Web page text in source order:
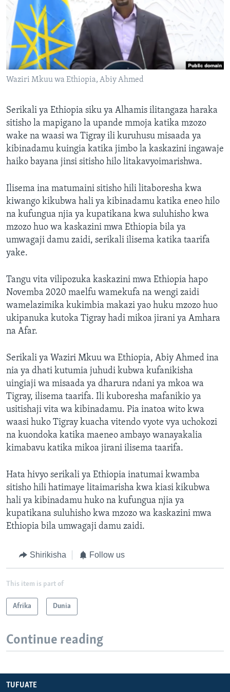
Waziri Mkuu wa Ethiopia, Abiy Ahmed
Serikali ya Ethiopia siku ya Alhamis ilitangaza haraka
sitisho la mapigano la upande mmoja katika mzozo
wake na waasi wa Tigray ili kuruhusu misaada ya
kibinadamu kuingia katika jimbo la kaskazini ingawaje
haiko bayana jinsi sitisho hilo litakavyoimarishwa.
Ilisema ina matumaini sitisho hili litaboresha kwa
kiwango kikubwa hali ya kibinadamu katika eneo hilo
na kufungua njia ya kupatikana kwa suluhisho kwa
mzozo huo wa kaskazini mwa Ethiopia bila ya
umwagaji damu zaidi, serikali ilisema katika taarifa
yake.
Tangu vita vilipozuka kaskazini mwa Ethiopia hapo
Novemba 2020 maelfu wamekufa na wengi zaidi
wamelazimika kukimbia makazi yao huku mzozo huo
ukipanuka kutoka Tigray hadi mikoa jirani ya Amhara
na Afar.
Serikali ya Waziri Mkuu wa Ethiopia, Abiy Ahmed ina
nia ya dhati kutumia juhudi kubwa kufanikisha
uingiaji wa misaada ya dharura ndani ya mkoa wa
Tigray, ilisema taarifa. Ili kuboresha mafanikio ya
usitishaji vita wa kibinadamu. Pia inatoa wito kwa
waasi huko Tigray kuacha vitendo vyote vya uchokozi
na kuondoka katika maeneo ambayo wanayakalia
kimabavu katika mikoa jirani ilisema taarifa.
Hata hivyo serikali ya Ethiopia inatumai kwamba
sitisho hili hatimaye litaimarisha kwa kiasi kikubwa
hali ya kibinadamu huko na kufungua njia ya
kupatikana suluhisho kwa mzozo wa kaskazini mwa
Ethiopia bila umwagaji damu zaidi.
Shirikisha Follow us
This item is part of
Afrika Dunia
Continue reading
TUFUATE